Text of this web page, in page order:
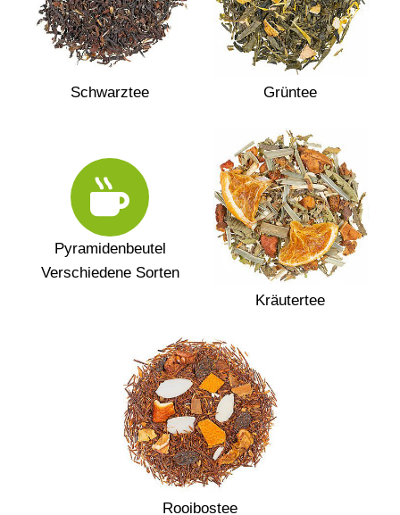
Schwarztee Grüntee
Pyramidenbeutel
Verschiedene Sorten
Kräutertee
Rooibostee